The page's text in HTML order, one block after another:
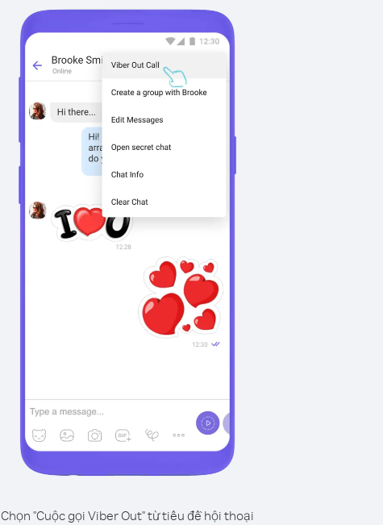
Chọn "Cuộc gọi Viber Out" từ tiêu đề hội thoại